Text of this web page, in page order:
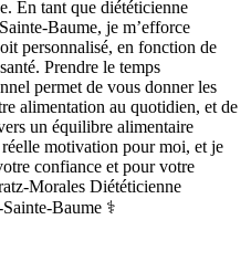
En tant que diététicienne
Baume, je m’efforce
personnalisé, en fonction de
Prendre le temps
permet de vous donner les
alimentation au quotidien, et de
un équilibre alimentaire
motivation pour moi, et je
confiance et pour votre
Morales Diététicienne
Baume ‍⚕️